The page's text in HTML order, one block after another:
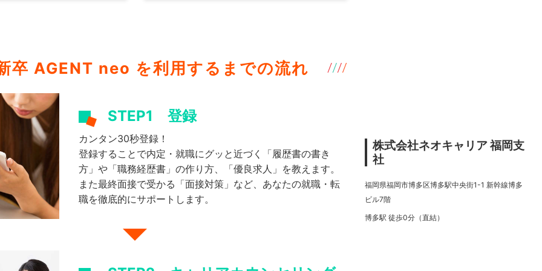
卒 AGENT neo を利用するまでの流れ
STEP1 登録
カンタン30秒登録！
登録することで内定・就職にグッと近づく「履歴書の書き
方」や「職務経歴書」の作り方、「優良求人」を教えます。
また最終面接で受かる「面接対策」など、あなたの就職・転
職を徹底的にサポートします。
株式会社ネオキャリア 福岡支
社
福岡県福岡市博多区博多駅中央街1-1 新幹線博多
ビル7階
博多駅 徒歩0分（直結）